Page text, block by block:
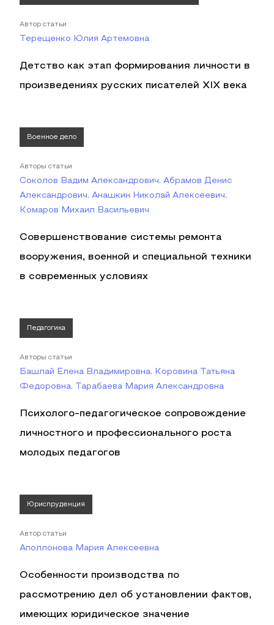
Автор статьи
Терещенко Юлия Артемовна
Детство как этап формирования личности в
произведениях русских писателей XIX века
Военное дело
Авторы статьи
Соколов Вадим Александрович, Абрамов Денис
Александрович, Анашкин Николай Алексеевич,
Комаров Михаил Васильевич
Совершенствование системы ремонта
вооружения, военной и специальной техники
в современных условиях
Педагогика
Авторы статьи
Башлай Елена Владимировна, Коровина Татьяна
Федоровна, Тарабаева Мария Александровна
Психолого-педагогическое сопровождение
личностного и профессионального роста
молодых педагогов
Юриспруденция
Автор статьи
Аполлонова Мария Алексеевна
Особенности производства по
рассмотрению дел об установлении фактов,
имеющих юридическое значение